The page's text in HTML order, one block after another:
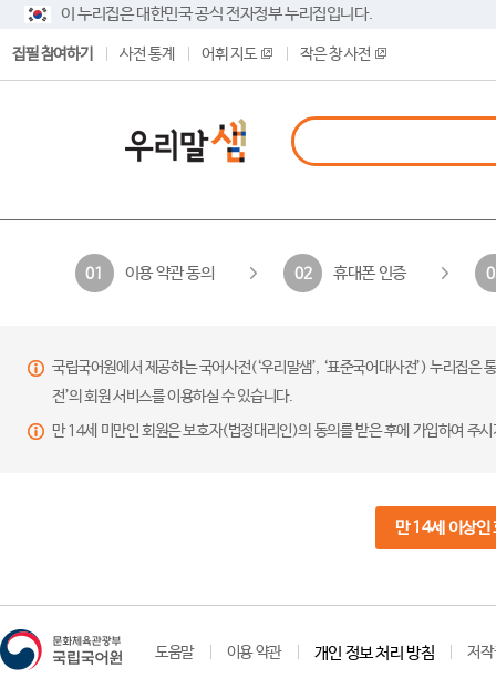
이 누리집은 대한민국 공식 전자정부 누리집입니다.
집필 참여하기 사전 통계 어휘 지도 작은 창 사전
01 이용 약관 동의 02 휴대폰 인증
국립국어원에서 제공하는 국어사전(‘우리말샘’, ‘표준국어대사전’) 누리집
전’의 회원 서비스를 이용하실 수 있습니다.
만 14세 미만인 회원은 보호자(법정대리인)의 동의를 받은 후에 가입하여 주
만 14세 이상인
도움말 이용 약관 개인 정보 처리 방침 저